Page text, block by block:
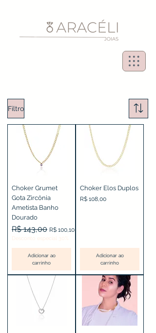
Filtro
Choker Grumet
Gota Zircônia
Ametista Banho
Dourado
Preço normal
R$ 143,00 Preço promocional
R$ 100,10
Desconto especial 30%
Adicionar ao
carrinho
Choker Elos Duplos
Preço
R$ 108,00
Adicionar ao
carrinho